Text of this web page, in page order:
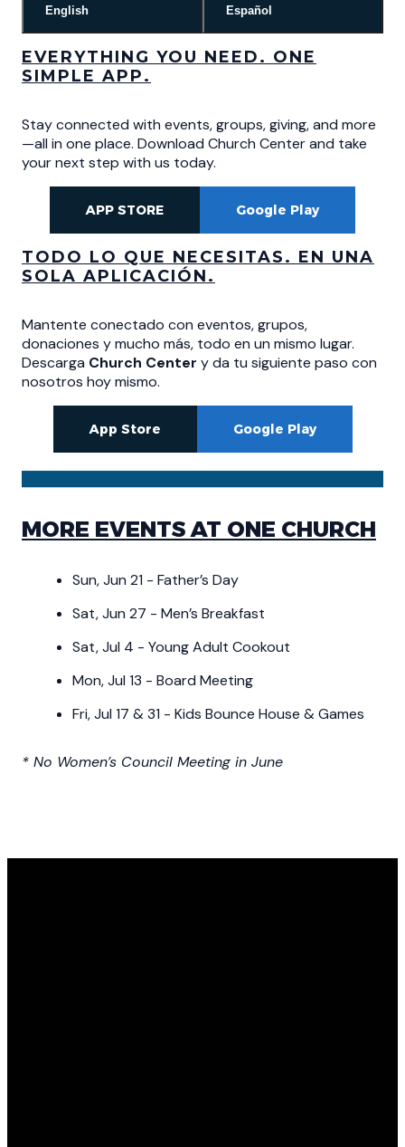
English Español
EVERYTHING YOU NEED. ONE
SIMPLE APP.
Stay connected with events, groups, giving, and more
—all in one place. Download Church Center and take
your next step with us today.
APP STORE Google Play
TODO LO QUE NECESITAS. EN UNA
SOLA APLICACIÓN.
Mantente conectado con eventos, grupos,
donaciones y mucho más, todo en un mismo lugar.
Descarga Church Center y da tu siguiente paso con
nosotros hoy mismo.
App Store Google Play
MORE EVENTS AT ONE CHURCH
Sun, Jun 21 - Father’s Day
Sat, Jun 27 - Men’s Breakfast
Sat, Jul 4 - Young Adult Cookout
Mon, Jul 13 - Board Meeting
Fri, Jul 17 & 31 - Kids Bounce House & Games
* No Women’s Council Meeting in June